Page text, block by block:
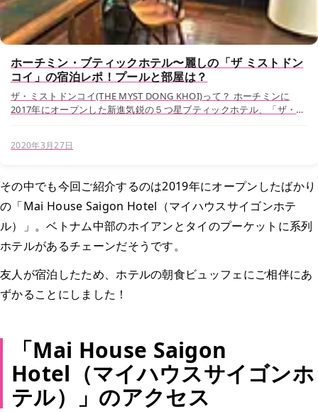
ホーチミン・ブティックホテル〜麗しの「ザ ミストドン
コイ」の宿泊レポ！プールと部屋は？
ザ・ミストドンコイ(THE MYST DONG KHOI)って？ ホーチミンに
2017年にオープンした新進気鋭の５つ星ブティックホテル、「ザ・ミ
2020年3月27日
その中でも今回ご紹介するのは2019年にオープンしたばかり
の「Mai House Saigon Hotel（マイハウスサイゴンホテ
ル）」。ベトナム中部のホイアンとタイのプーケットに系列
ホテルがあるチェーンだそうです。
友人が宿泊したため、ホテルの朝食ビュッフェにご相伴にあ
ずかることにしました！
「Mai House Saigon
Hotel（マイハウスサイゴンホ
テル）」のアクセス